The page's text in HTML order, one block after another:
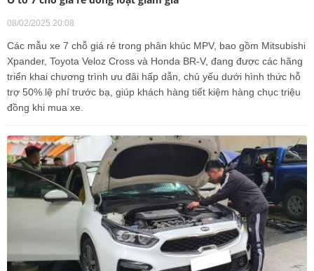
08/02/2025 20:08
Các mẫu xe 7 chỗ giá rẻ trong phân khúc MPV, bao gồm Mitsubishi
Xpander, Toyota Veloz Cross và Honda BR-V, đang được các hãng
triển khai chương trình ưu đãi hấp dẫn, chủ yếu dưới hình thức hỗ
trợ 50% lệ phí trước bạ, giúp khách hàng tiết kiệm hàng chục triệu
đồng khi mua xe.